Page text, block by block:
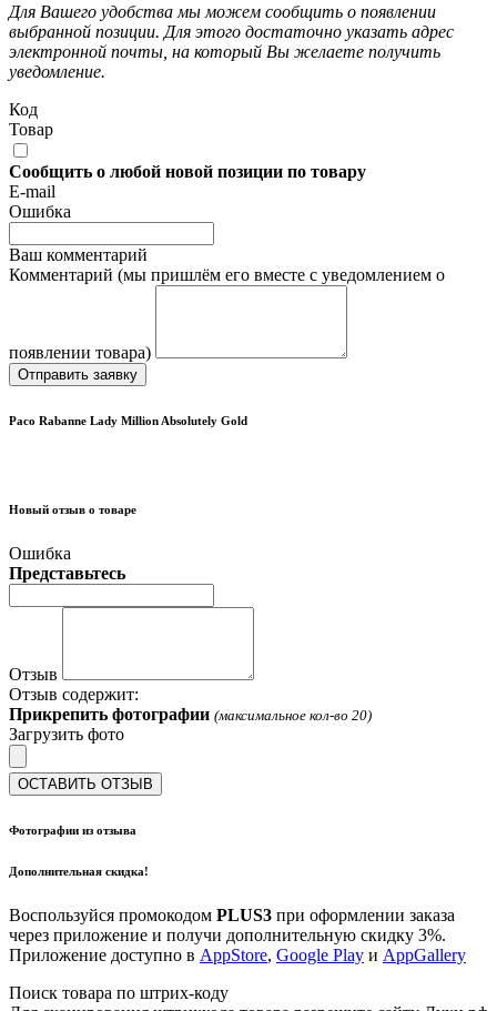
Для Вашего удобства мы можем сообщить о появлении
выбранной позиции. Для этого достаточно указать адрес
электронной почты, на который Вы желаете получить
уведомление.
Код
Товар
Сообщить о любой новой позиции по товару
E-mail
Ошибка
Ваш комментарий
Комментарий (мы пришлём его вместе с уведомлением о
появлении товара)
Отправить заявку
Paco Rabanne Lady Million Absolutely Gold
Новый отзыв о товаре
Ошибка
Представьтесь
Отзыв
Отзыв содержит:
Прикрепить фотографии (максимальное кол-во 20)
Загрузить фото
ОСТАВИТЬ ОТЗЫВ
Фотографии из отзыва
Дополнительная скидка!
Воспользуйся промокодом PLUS3 при оформлении заказа
через приложение и получи дополнительную скидку 3%.
Приложение доступно в AppStore, Google Play и AppGallery
Поиск товара по штрих-коду